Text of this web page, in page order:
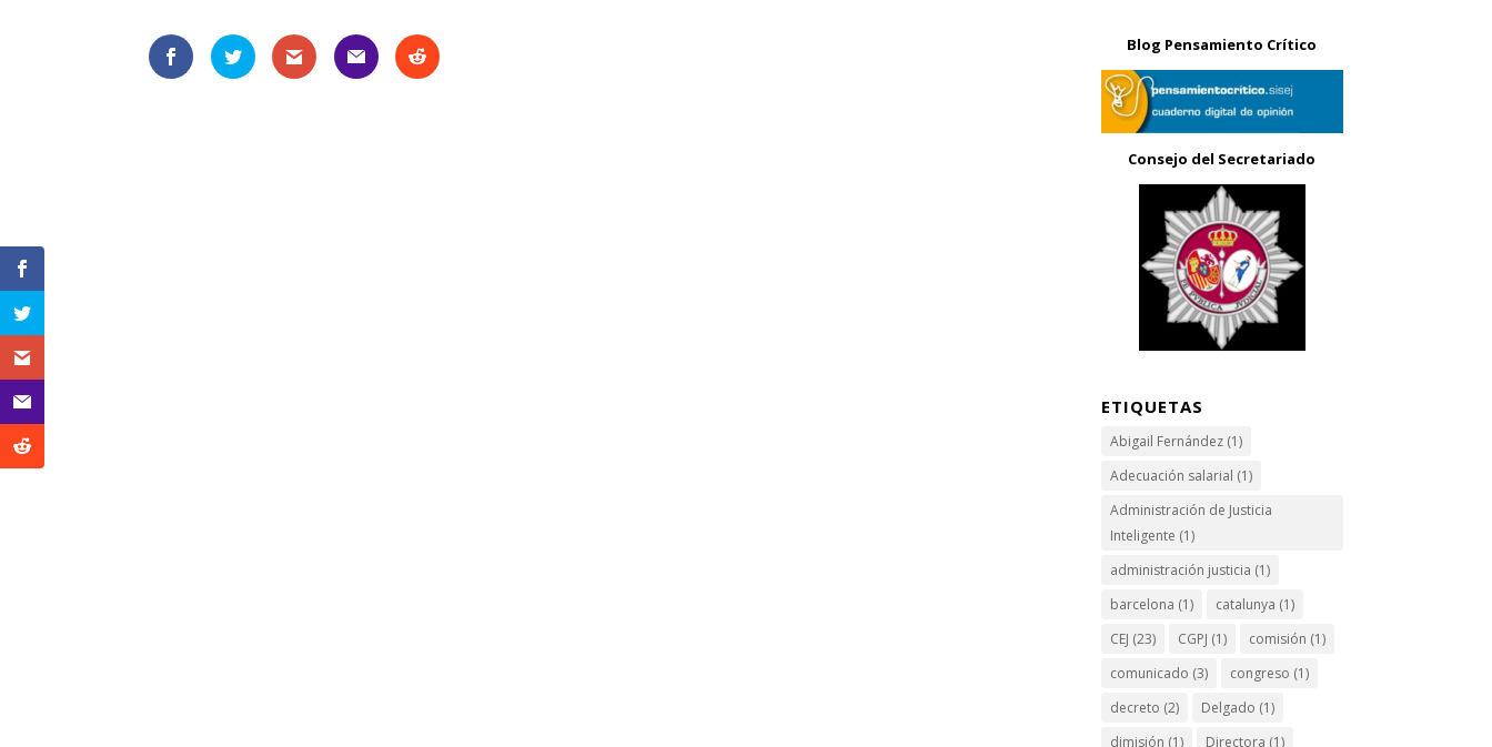
Blog Pensamiento Crítico
Consejo del Secretariado
ETIQUETAS
Abigail Fernández (1)
Adecuación salarial (1)
Administración de Justicia
Inteligente (1)
administración justicia (1)
barcelona (1) catalunya (1)
CEJ (23) CGPJ (1) comisión (1)
comunicado (3) congreso (1)
decreto (2) Delgado (1)
dimisión (1) Directora (1)